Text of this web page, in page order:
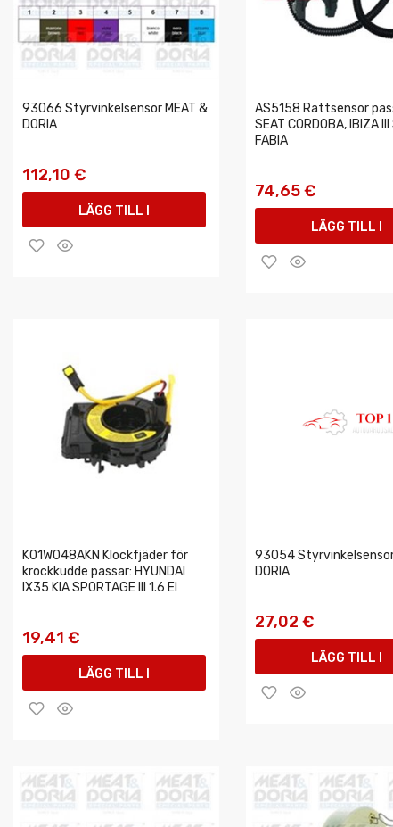
93066 Styrvinkelsensor MEAT &
DORIA
112,10 €
LÄGG TILL I
VARUKORGEN
AS5158 Rattsensor
SEAT CORDOBA, IBIZA III
FABIA
74,65 €
LÄGG TILL I
VARUKORGEN
K01W048AKN Klockfjäder för
krockkudde passar: HYUNDAI
IX35 KIA SPORTAGE III 1.6 El
19,41 €
LÄGG TILL I
VARUKORGEN
93054 Styrvinkelsensor
DORIA
27,02 €
LÄGG TILL I
VARUKORGEN